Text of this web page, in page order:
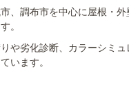
、調布市を中心に屋根・外
。
や劣化診断、カラーシミュ
います。